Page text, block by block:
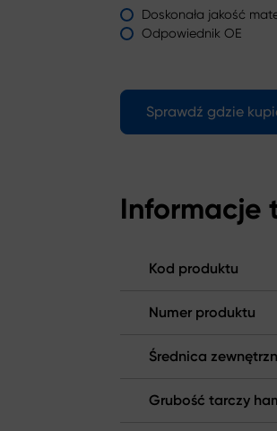
Doskonała jakość
Odpowiednik OE
Sprawdź gdzie
Informacje
Kod produktu
Numer produktu
Średnica
Grubość tarczy